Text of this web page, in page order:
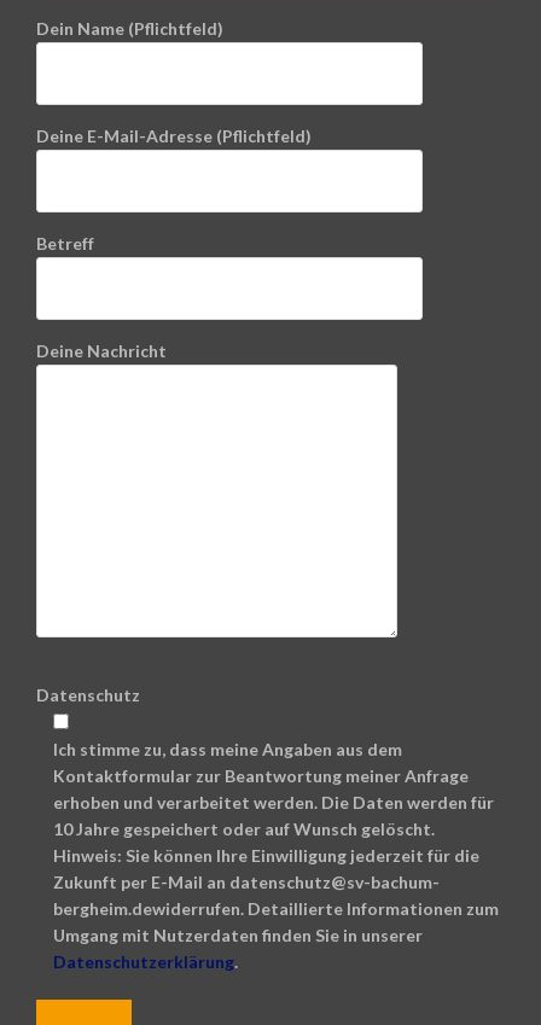
Dein Name (Pflichtfeld)
Deine E-Mail-Adresse (Pflichtfeld)
Betreff
Deine Nachricht
Datenschutz
Ich stimme zu, dass meine Angaben aus dem
Kontaktformular zur Beantwortung meiner Anfrage
erhoben und verarbeitet werden. Die Daten werden für
10 Jahre gespeichert oder auf Wunsch gelöscht.
Hinweis: Sie können Ihre Einwilligung jederzeit für die
Zukunft per E-Mail an datenschutz@sv-bachum-
bergheim.dewiderrufen. Detaillierte Informationen zum
Umgang mit Nutzerdaten finden Sie in unserer
Datenschutzerklärung.